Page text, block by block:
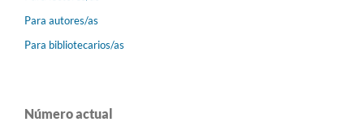
Para autores/as
Para bibliotecarios/as
Número actual